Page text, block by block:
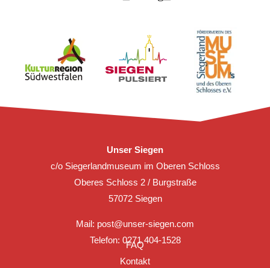
Unser Siegen
c/o Siegerlandmuseum im Oberen Schloss
Oberes Schloss 2 / Burgstraße
57072 Siegen
Mail: post@unser-siegen.com
Telefon: 0271 404-1528
FAQ
Kontakt